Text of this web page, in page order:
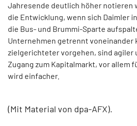
Jahresende deutlich höher notieren
die Entwicklung, wenn sich Daimler
die Bus- und Brummi-Sparte
Unternehmen getrennt voneinander
zielgerichteter vorgehen, sind agiler
Zugang zum Kapitalmarkt, vor allem
wird einfacher.
(Mit Material von dpa-AFX).